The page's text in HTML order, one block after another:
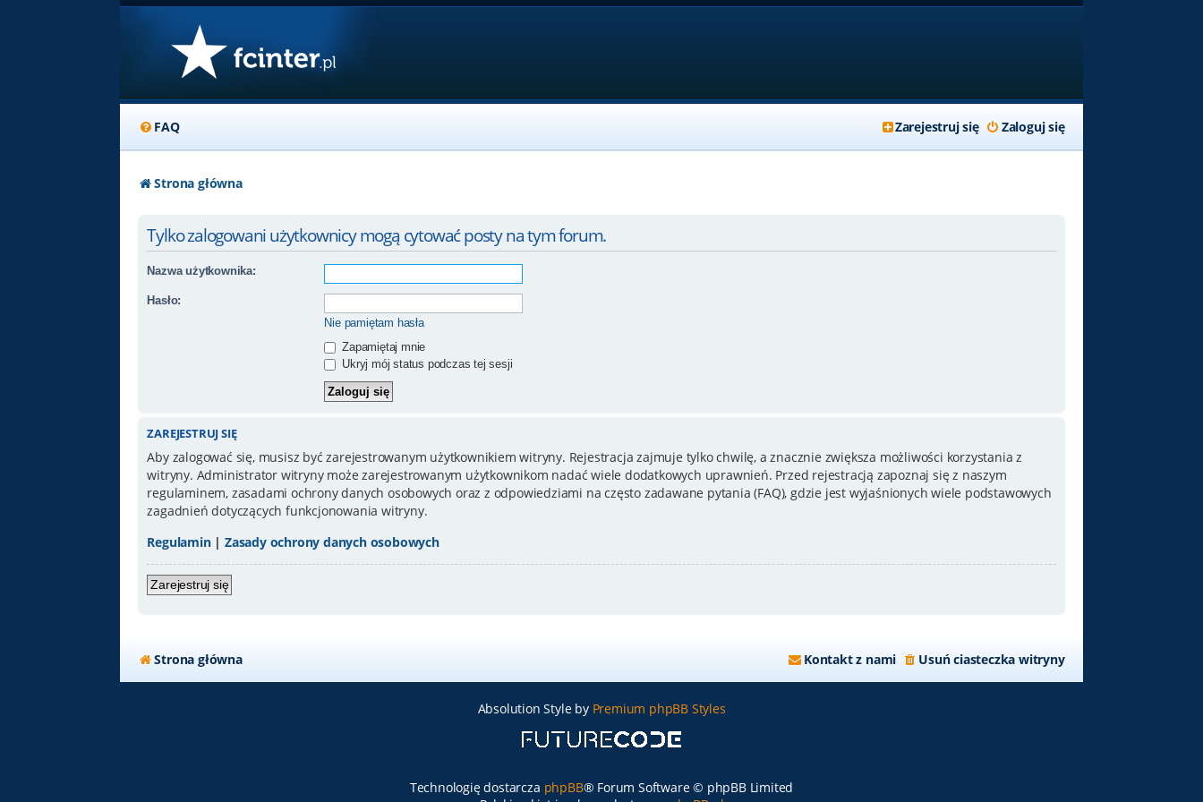
FAQ Zaloguj się
Zarejestruj się
Strona główna
Tylko zalogowani użytkownicy mogą cytować posty na tym forum.
Nazwa użytkownika:
Hasło:
Nie pamiętam hasła
Zapamiętaj mnie
Ukryj mój status podczas tej sesji
ZAREJESTRUJ SIĘ
Aby zalogować się, musisz być zarejestrowanym użytkownikiem witryny. Rejestracja zajmuje tylko chwilę, a znacznie zwiększa możliwości korzystania z
witryny. Administrator witryny może zarejestrowanym użytkownikom nadać wiele dodatkowych uprawnień. Przed rejestracją zapoznaj się z naszym
regulaminem, zasadami ochrony danych osobowych oraz z odpowiedziami na często zadawane pytania (FAQ), gdzie jest wyjaśnionych wiele podstawowych
zagadnień dotyczących funkcjonowania witryny.
Regulamin|Zasady ochrony danych osobowych
Zarejestruj się
Strona główna Usuń ciasteczka witryny
Kontakt z nami
Absolution Style by Premium phpBB Styles
Technologię dostarcza phpBB® Forum Software © phpBB Limited